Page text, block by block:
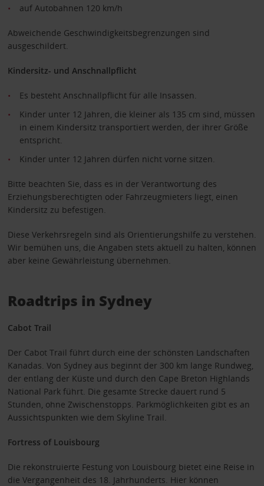
auf Autobahnen 120 km/h
Abweichende Geschwindigkeitsbegrenzungen sind
ausgeschildert.
Kindersitz- und Anschnallpflicht
Es besteht Anschnallpflicht für alle Insassen.
Kinder unter 12 Jahren, die kleiner als 135 cm sind, müssen
in einem Kindersitz transportiert werden, der ihrer Größe
entspricht.
Kinder unter 12 Jahren dürfen nicht vorne sitzen.
Bitte beachten Sie, dass es in der Verantwortung des
Erziehungsberechtigten oder Fahrzeugmieters liegt, einen
Kindersitz zu befestigen.
Diese Verkehrsregeln sind als Orientierungshilfe zu verstehen.
Wir bemühen uns, die Angaben stets aktuell zu halten, können
aber keine Gewährleistung übernehmen.
Roadtrips in Sydney
Cabot Trail
Der Cabot Trail führt durch eine der schönsten Landschaften
Kanadas. Von Sydney aus beginnt der 300 km lange Rundweg,
der entlang der Küste und durch den Cape Breton Highlands
National Park führt. Die gesamte Strecke dauert rund 5
Stunden, ohne Zwischenstopps. Parkmöglichkeiten gibt es an
Aussichtspunkten wie dem Skyline Trail.
Fortress of Louisbourg
Die rekonstruierte Festung von Louisbourg bietet eine Reise in
die Vergangenheit des 18. Jahrhunderts. Hier können